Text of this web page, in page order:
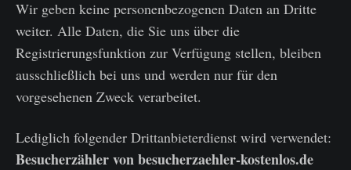
Wir geben keine personenbezogenen Daten an Dritte
weiter. Alle Daten, die Sie uns über die
Registrierungsfunktion zur Verfügung stellen, bleiben
ausschließlich bei uns und werden nur für den
vorgesehenen Zweck verarbeitet.
Lediglich folgender Drittanbieterdienst wird verwendet:
Besucherzähler von besucherzaehler-kostenlos.de